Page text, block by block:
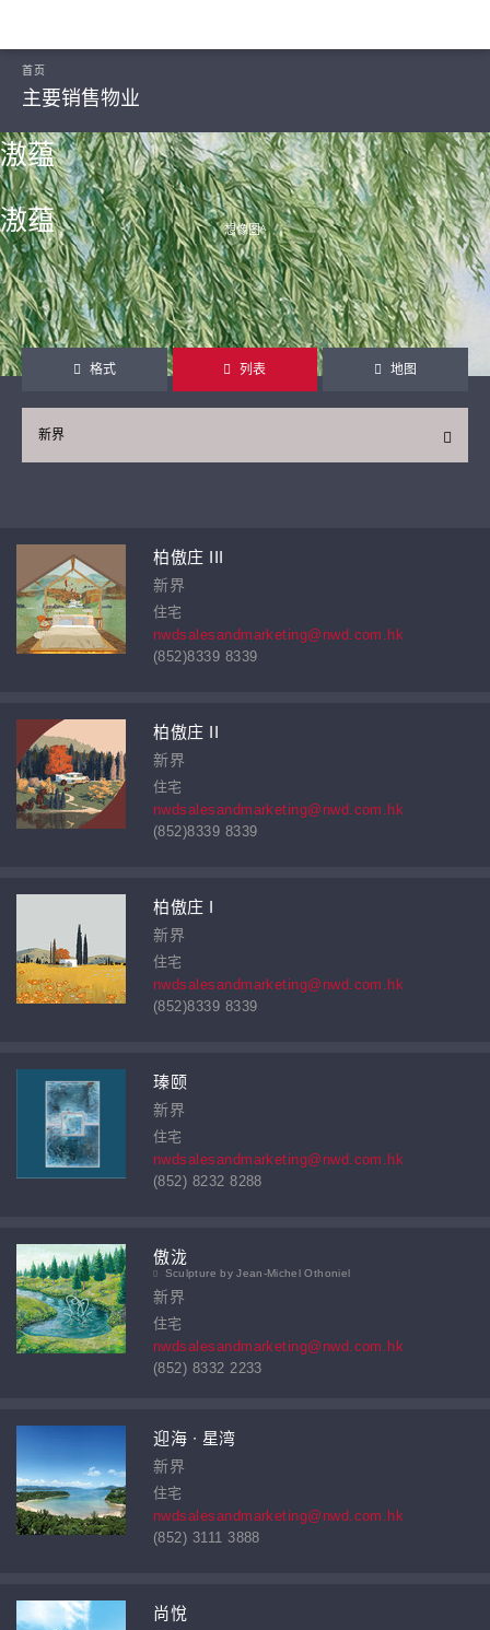
首页
主要销售物业
滶蕴
想像图ᴬ
滶蕴
格式 列表 地图
新界
柏傲庄 III
新界
住宅
nwdsalesandmarketing@nwd.com.hk
(852)8339 8339
柏傲庄 II
新界
住宅
nwdsalesandmarketing@nwd.com.hk
(852)8339 8339
柏傲庄 I
新界
住宅
nwdsalesandmarketing@nwd.com.hk
(852)8339 8339
瑧颐
新界
住宅
nwdsalesandmarketing@nwd.com.hk
(852) 8232 8288
傲泷
Sculpture by Jean-Michel Othoniel
新界
住宅
nwdsalesandmarketing@nwd.com.hk
(852) 8332 2233
迎海 ∙ 星湾
新界
住宅
nwdsalesandmarketing@nwd.com.hk
(852) 3111 3888
尚悅
继续